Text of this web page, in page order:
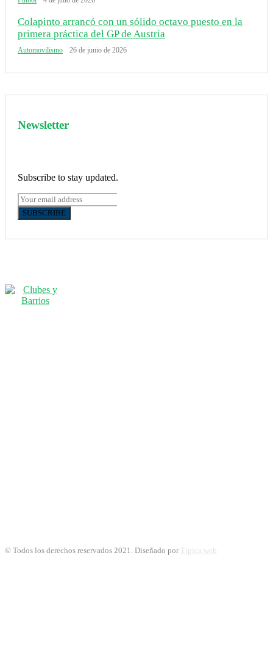
Colapinto arrancó con un sólido octavo puesto en la
primera práctica del GP de Austria
Automovilismo 26 de junio de 2026
Newsletter
Subscribe to stay updated.
SUBSCRIBE
© Todos los derechos reservados 2021. Diseñado por Típica web